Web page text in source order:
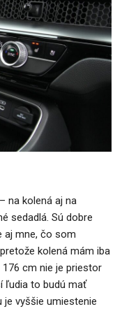
na kolená aj na
sedadlá. Sú dobre
aj mne, čo som
kolená mám iba
cm nie je priestor
ľudia to budú mať
je vyššie umiestenie